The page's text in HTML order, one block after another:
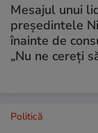
Mesajul unui
președintele
înainte de
„Nu ne cereți
Politică